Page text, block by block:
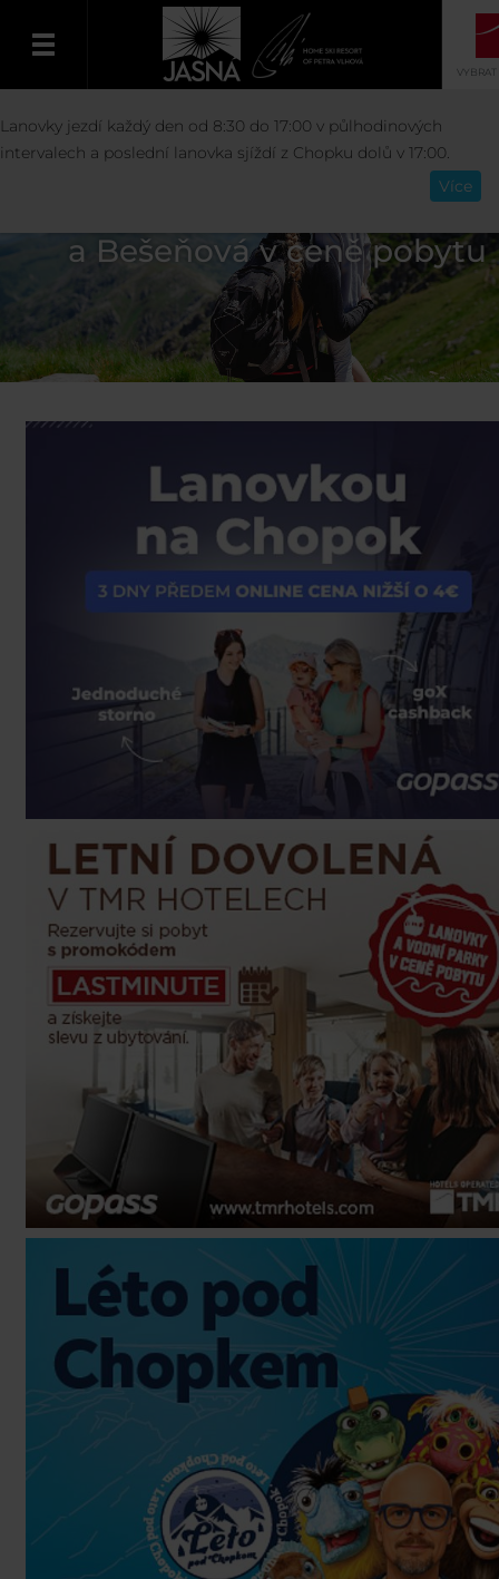
Čeština
VYBRAT
Lanovky a vodné parky
a Bešeňová v ceně pobytu
Lanovky jezdí každý den od 8:30 do 17:00 v půlhodinových
intervalech a poslední lanovka sjíždí z Chopku dolů v 17:00.
Více